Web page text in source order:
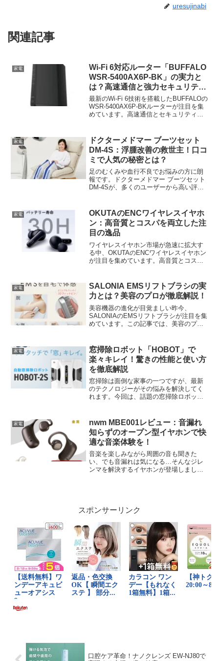
uresujinabi
関連記事
家電
Wi-Fi 6対応ルーター「BUFFALO
WSR-5400AX6P-BK」の実力と
は？高速通信と強力セキュリティ
を徹底解説！
最新のWi-Fi 6技術を搭載したBUFFALOの
WSR-5400AX6P-BKルーターが注目を集
めています。高速通信とセキュリティ機
WSR-5400AX6P-BK...
家電
ドクターメドマー ブーツセット
DM-4S：浮腫改善の救世主！口コ
ミで人気の秘密とは？
足のむくみや血行不良でお悩みの方に朗
報です。ドクターメドマー ブーツセット
DM-4Sが、多くのユーザーから高い評価
ブーツセット DM-4Sの魅力とは？ドクタ
ーメドマ...
家電
OKUTAのENCワイヤレスイヤホ
ン：高音質とコスパを両立した注
目の逸品
ワイヤレスイヤホン市場が急速に拡大す
る中、OKUTAのENCワイヤレスイヤホン
が注目を集めています。高音質とコスト
OKUTAのENCワイヤレスイヤホンの魅力
とは？OKUTA...
家電
SALONIA EMSリフトブラシの実
力とは？美容のプロが徹底解説！
美容機器の進化が目覚ましい昨今、
SALONIAのEMSリフトブラシが注目を集
めています。この記事では、美容のプロ
す。SALONIAのEMSリフトブラシ：美容
革命の最前線美...
家電
窓掃除ロボット「HOBOT」で
楽々キレイ！驚きの性能と使い方
を徹底解説
窓掃除は面倒な家事の一つですが、最新
のテクノロジーがその悩みを解決してく
れます。今回は、話題の窓掃除ロボット
ます。窓掃除ロボット「HOBOT」とは？
驚きの機能と特徴窓...
家電
nwm MBE001レビュー：音漏れ
知らずのオープン型イヤホンで快
適な音楽体験を！
音楽を楽しみながら周囲の音も聞きた
い、でも音漏れは気になる…そんなジレ
ンマを解決するイヤホンが登場しまし
スポンサーリンク
口腔ケア革命！ナノクレンズ EW-NJ80で